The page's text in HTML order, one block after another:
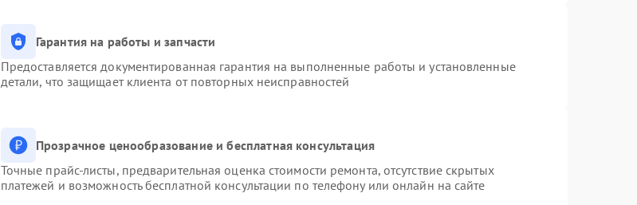
Гарантия на работы и запчасти
Предоставляется документированная гарантия на выполненные работы и установленные
детали, что защищает клиента от повторных неисправностей
Прозрачное ценообразование и бесплатная консультация
Точные прайс-листы, предварительная оценка стоимости ремонта, отсутствие скрытых
платежей и возможность бесплатной консультации по телефону или онлайн на сайте